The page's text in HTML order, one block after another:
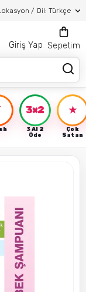
/ Dil: Türkçe
Giriş Yap Sepetim
3×2
3 Al 2
Öde
★
Çok
Satan